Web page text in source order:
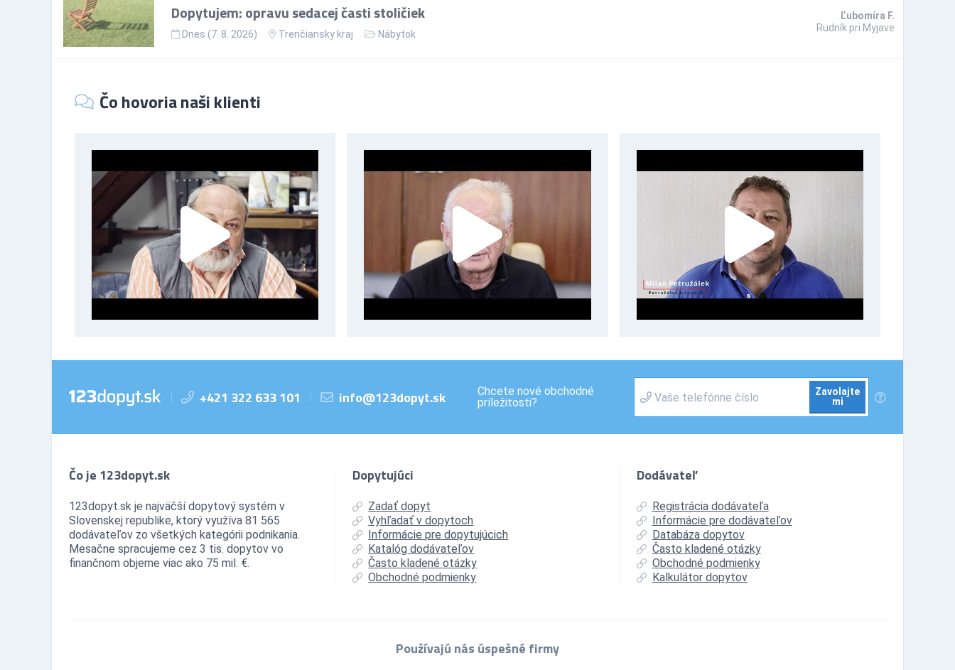
Dopytujem: opravu sedacej časti stoličiek
Dnes (7. 8. 2026) Trenčiansky kraj Nábytok
Ľubomíra F.
Rudník pri Myjave
Čo hovoria naši klienti
+421 322 633 101 info@123dopyt.sk
Chcete nové obchodné
príležitosti?
Zavolajte
mi
Čo je 123dopyt.sk
123dopyt.sk je najväčší dopytový systém v
Slovenskej republike, ktorý využíva 81 565
dodávateľov zo všetkých kategórii podnikania.
Mesačne spracujeme cez 3 tis. dopytov vo
finančnom objeme viac ako 75 mil. €.
Dopytujúci
Zadať dopyt
Vyhľadať v dopytoch
Informácie pre dopytujúcich
Katalóg dodávateľov
Často kladené otázky
Obchodné podmienky
Dodávateľ
Registrácia dodávateľa
Informácie pre dodávateľov
Databáza dopytov
Často kladené otázky
Obchodné podmienky
Kalkulátor dopytov
Používajú nás úspešné firmy